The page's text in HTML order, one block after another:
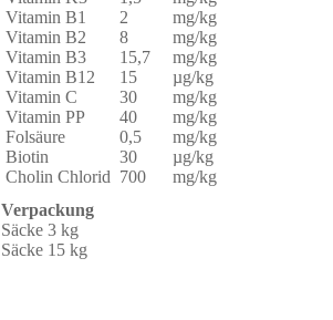
Vitamin B1
2
mg/kg
Vitamin B2
8
mg/kg
Vitamin B3
15,7
mg/kg
Vitamin B12
15
µg/kg
Vitamin C
30
mg/kg
Vitamin PP
40
mg/kg
Folsäure
0,5
mg/kg
Biotin
30
µg/kg
Cholin Chlorid 700
mg/kg
Verpackung
Säcke 3 kg
Säcke 15 kg